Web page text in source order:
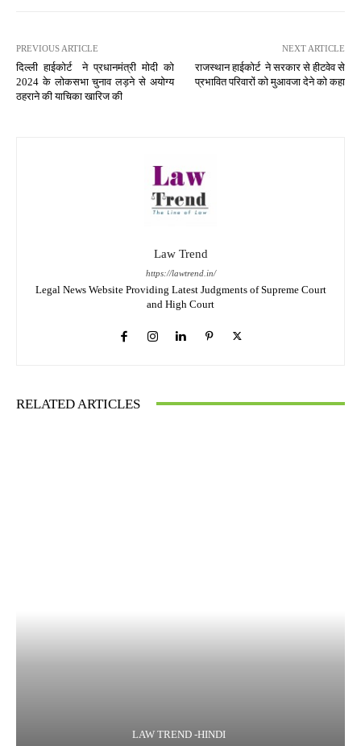
PREVIOUS ARTICLE
दिल्ली हाईकोर्ट ने प्रधानमंत्री मोदी को
2024 के लोकसभा चुनाव लड़ने से अयोग्य
ठहराने की याचिका खारिज की
NEXT ARTICLE
राजस्थान हाईकोर्ट ने सरकार से हीटवेव से
प्रभावित परिवारों को मुआवजा देने को कहा
Law Trend
https://lawtrend.in/
Legal News Website Providing Latest Judgments of Supreme Court
and High Court
RELATED ARTICLES
LAW TREND -HINDI